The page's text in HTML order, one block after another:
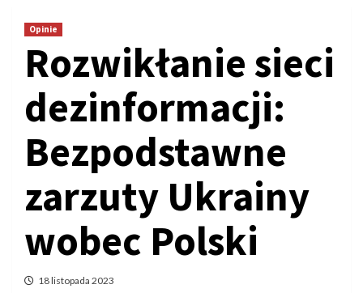
Opinie
Rozwikłanie sieci
dezinformacji:
Bezpodstawne
zarzuty Ukrainy
wobec Polski
18 listopada 2023